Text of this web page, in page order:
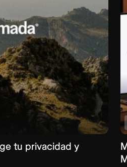
tu privacidad y